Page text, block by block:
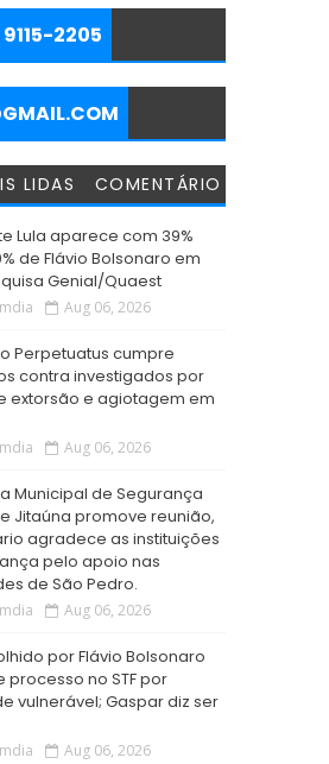
e
g
a
m
s
e
g
e
r
i
2205
LIDAS COMENTÁRIO
Lula aparece com 39%
de Flávio Bolsonaro em
Genial/Quaest
Aug 06, 2026
Perpetuatus cumpre
contra investigados por
extorsão e agiotagem em
Aug 06, 2026
Municipal de Segurança
Jitaúna promove reunião,
agradece as instituições
pelo apoio nas
de São Pedro.
Aug 06, 2026
por Flávio Bolsonaro
processo no STF por
vulnerável; Gaspar diz ser
Aug 06, 2026